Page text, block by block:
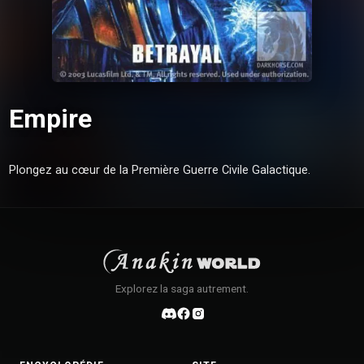
Empire
Plongez au cœur de la Première Guerre Civile Galactique.
Explorez la saga autrement.